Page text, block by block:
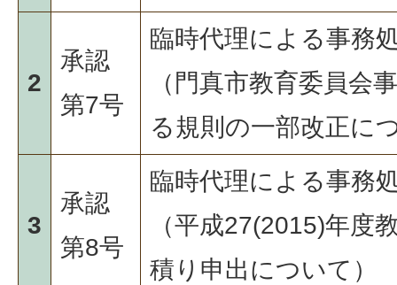
2
承認
第7号
臨時代理による事務
（門真市教育委員会
る規則の一部改正に
3
承認
第8号
臨時代理による事務
（平成27(2015)年度
積り申出について）